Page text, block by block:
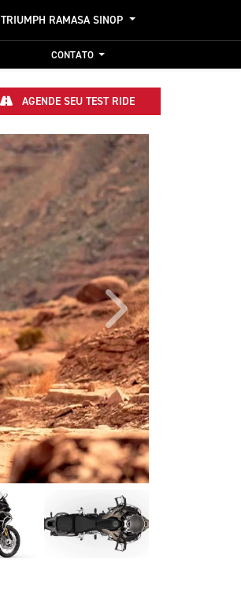
TRIUMPH RAMASA SINOP
CONTATO
AGENDE SEU TEST RIDE
Próximo